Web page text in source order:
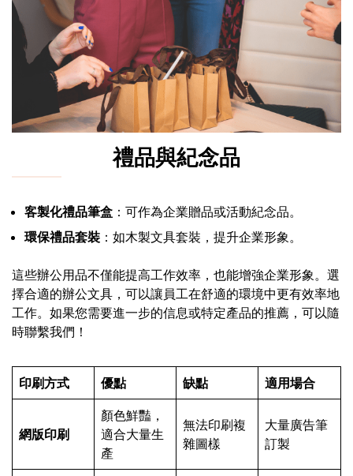
禮品與紀念品
客製化禮品筆盒 ：可作為企業贈品或活動紀念品。
環保禮品套裝 ：如木製文具套裝，提升企業形象。
這些辦公用品不僅能提高工作效率，也能增強企業形象。選
擇合適的辦公文具，可以讓員工在舒適的環境中更有效率地
工作。如果您需要進一步的信息或特定產品的推薦，可以隨
時聯繫我們！
印刷方式 優點 缺點 適用場合
網版印刷
顏色鮮豔，
適合大量生
產
無法印刷複
雜圖樣
大量廣告筆
訂製